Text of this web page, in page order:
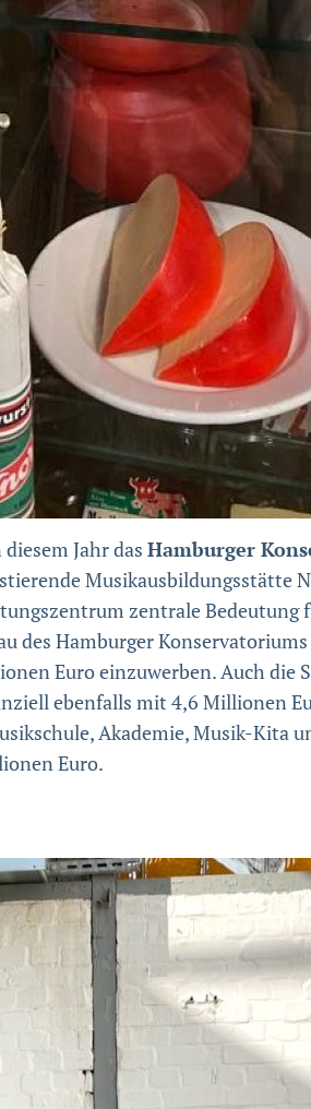
Jahr das Hamburger
Musikausbildungsstätte
zentrale Bedeutung
des Hamburger
Euro einzuwerben. Auch die
ebenfalls mit 4,6 Millionen
Akademie, Musik-Kita
Euro.